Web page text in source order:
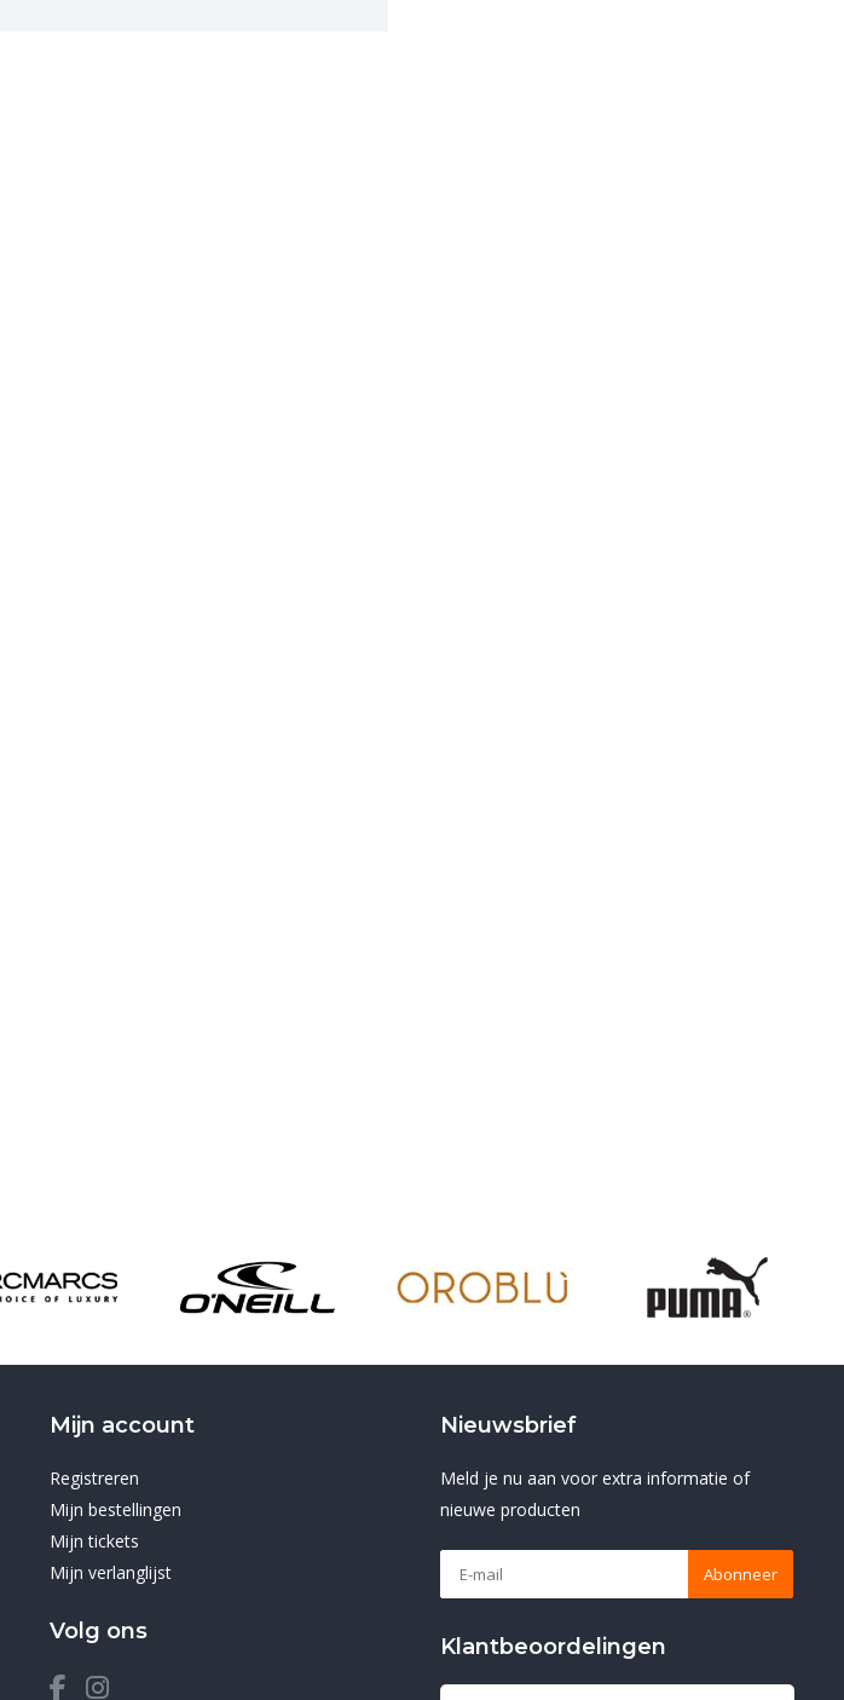
Mijn account
Registreren
Mijn bestellingen
Mijn tickets
Mijn verlanglijst
Volg ons
Nieuwsbrief
Meld je nu aan voor extra informatie of
nieuwe producten
Abonneer
Klantbeoordelingen